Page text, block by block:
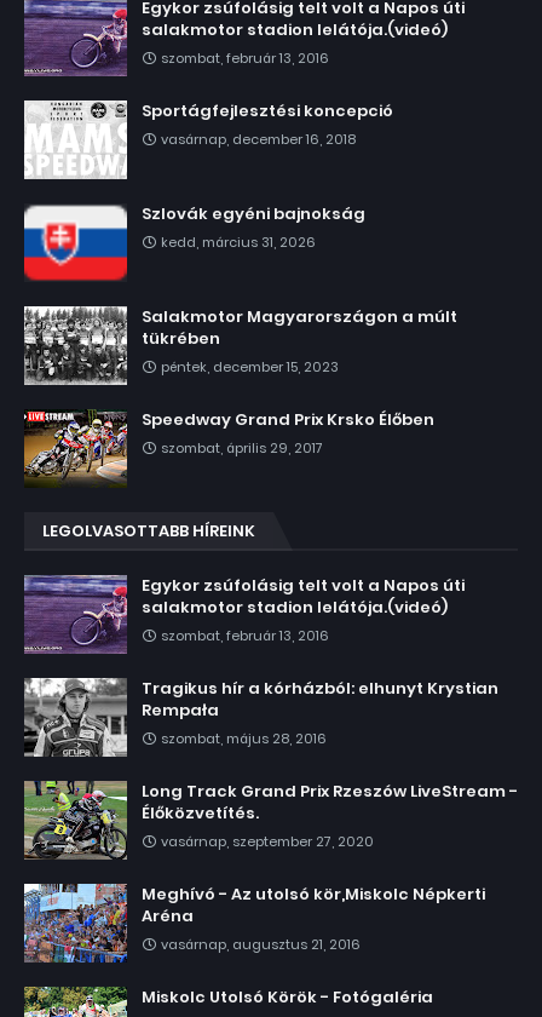
Egykor zsúfolásig telt volt a Napos úti
salakmotor stadion lelátója.(videó)
szombat, február 13, 2016
Sportágfejlesztési koncepció
vasárnap, december 16, 2018
Szlovák egyéni bajnokság
kedd, március 31, 2026
Salakmotor Magyarországon a múlt
tükrében
péntek, december 15, 2023
Speedway Grand Prix Krsko Élőben
szombat, április 29, 2017
LEGOLVASOTTABB HÍREINK
Egykor zsúfolásig telt volt a Napos úti
salakmotor stadion lelátója.(videó)
szombat, február 13, 2016
Tragikus hír a kórházból: elhunyt Krystian
Rempała
szombat, május 28, 2016
Long Track Grand Prix Rzeszów LiveStream -
Élőközvetítés.
vasárnap, szeptember 27, 2020
Meghívó - Az utolsó kör,Miskolc Népkerti
Aréna
vasárnap, augusztus 21, 2016
Miskolc Utolsó Körök - Fotógaléria